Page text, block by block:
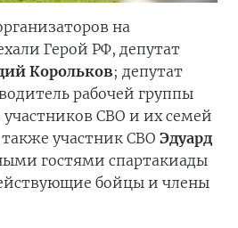
на
Герой РФ, депутат
Корольков; депутат
рабочей группы
СВО и их семей
также участник СВО Эдуард
гостями спартакиады
бойцы и члены